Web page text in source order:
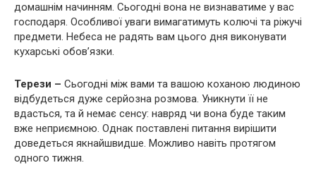
домашнім начинням. Сьогодні вона не визнаватиме у вас
господаря. Особливої уваги вимагатимуть колючі та ріжучі
предмети. Небеса не радять вам цього дня виконувати
кухарські обов’язки.
Терези – Сьогодні між вами та вашою коханою людиною
відбудеться дуже серйозна розмова. Уникнути її не
вдасться, та й немає сенсу: навряд чи вона буде таким
вже неприємною. Однак поставлені питання вирішити
доведеться якнайшвидше. Можливо навіть протягом
одного тижня.